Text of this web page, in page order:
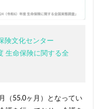
険文化センター
生命保険に関する全
（55.0ヶ月）となってい